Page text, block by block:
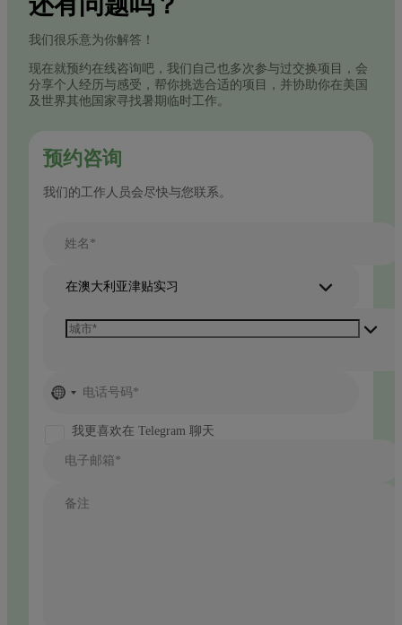
我们很乐意为你解答！
现在就预约在线咨询吧，我们自己也多次参与过交换项目，会
分享个人经历与感受，帮你挑选合适的项目，并协助你在美国
及世界其他国家寻找暑期临时工作。
预约咨询
我们的工作人员会尽快与您联系。
姓名*
在澳大利亚津贴实习
No
selected
电话号码*
我更喜欢在 Telegram 聊天
电子邮箱*
备注